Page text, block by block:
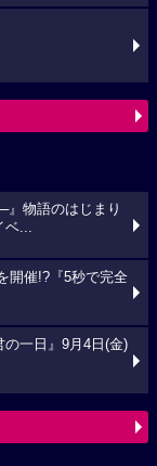
』物語のはじまり
ベ...
開催!?『5秒で完全
一日』9月4日(金)